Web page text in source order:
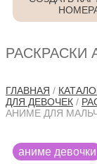
РАСКРАСКИ
ГЛАВНАЯ /
ДЛЯ ДЕВОЧЕК /
АНИМЕ ДЛЯ
аниме девочки